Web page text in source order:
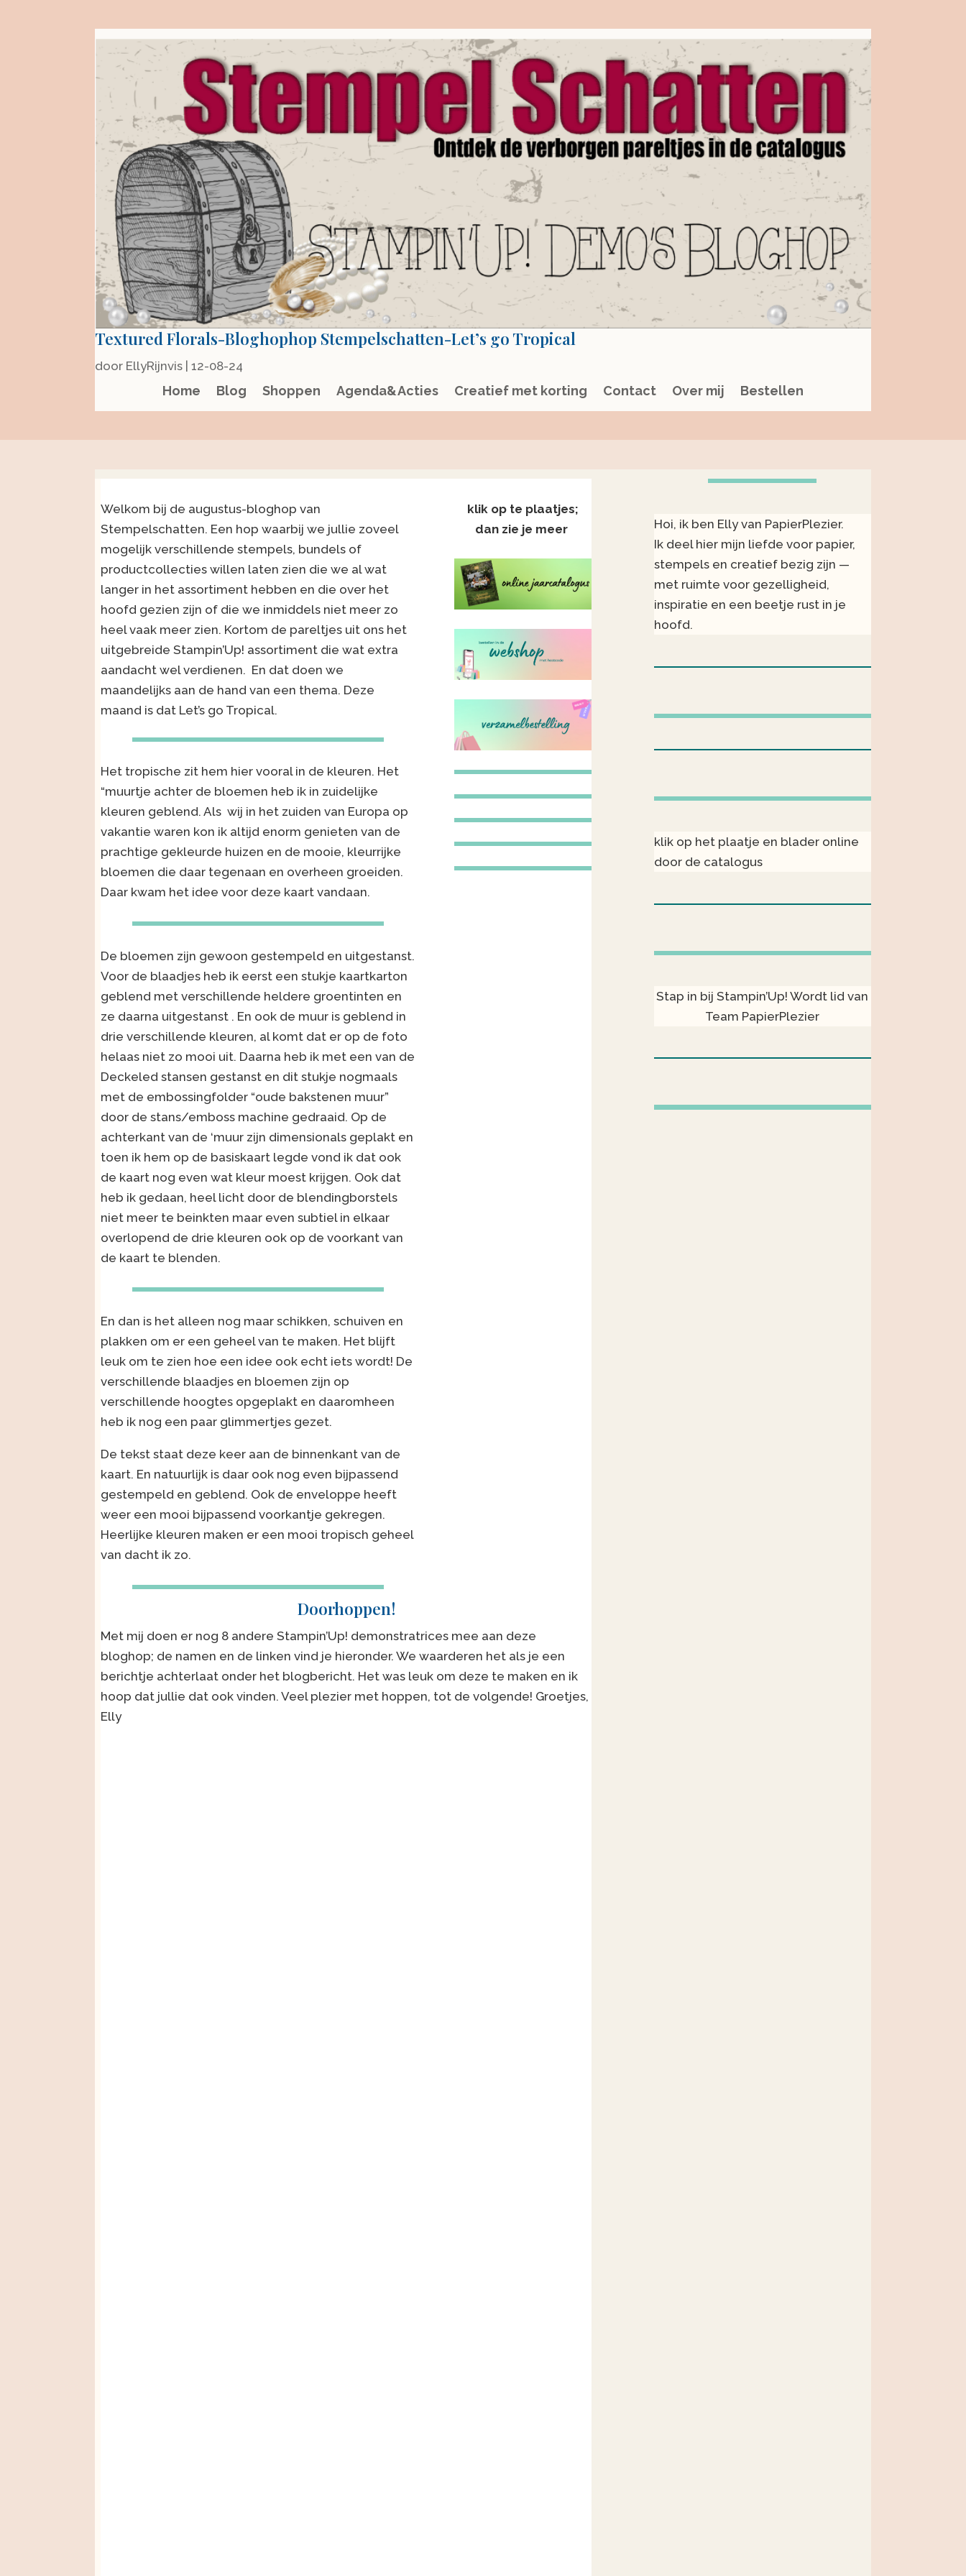
Textured Florals-Bloghophop Stempelschatten-Let’s go Tropical
door EllyRijnvis | 12-08-24
Home Blog Shoppen Agenda&Acties Creatief met korting Contact Over mij Bestellen
Welkom bij de augustus-bloghop van
Stempelschatten. Een hop waarbij we jullie zoveel
mogelijk verschillende stempels, bundels of
productcollecties willen laten zien die we al wat
langer in het assortiment hebben en die over het
hoofd gezien zijn of die we inmiddels niet meer zo
heel vaak meer zien. Kortom de pareltjes uit ons het
uitgebreide Stampin’Up! assortiment die wat extra
aandacht wel verdienen. En dat doen we
maandelijks aan de hand van een thema. Deze
maand is dat Let’s go Tropical.
Het tropische zit hem hier vooral in de kleuren. Het
“muurtje achter de bloemen heb ik in zuidelijke
kleuren geblend. Als wij in het zuiden van Europa op
vakantie waren kon ik altijd enorm genieten van de
prachtige gekleurde huizen en de mooie, kleurrijke
bloemen die daar tegenaan en overheen groeiden.
Daar kwam het idee voor deze kaart vandaan.
De bloemen zijn gewoon gestempeld en uitgestanst.
Voor de blaadjes heb ik eerst een stukje kaartkarton
geblend met verschillende heldere groentinten en
ze daarna uitgestanst . En ook de muur is geblend in
drie verschillende kleuren, al komt dat er op de foto
helaas niet zo mooi uit. Daarna heb ik met een van de
Deckeled stansen gestanst en dit stukje nogmaals
met de embossingfolder “oude bakstenen muur”
door de stans/emboss machine gedraaid. Op de
achterkant van de ‘muur zijn dimensionals geplakt en
toen ik hem op de basiskaart legde vond ik dat ook
de kaart nog even wat kleur moest krijgen. Ook dat
heb ik gedaan, heel licht door de blendingborstels
niet meer te beinkten maar even subtiel in elkaar
overlopend de drie kleuren ook op de voorkant van
de kaart te blenden.
En dan is het alleen nog maar schikken, schuiven en
plakken om er een geheel van te maken. Het blijft
leuk om te zien hoe een idee ook echt iets wordt! De
verschillende blaadjes en bloemen zijn op
verschillende hoogtes opgeplakt en daaromheen
heb ik nog een paar glimmertjes gezet.
De tekst staat deze keer aan de binnenkant van de
kaart. En natuurlijk is daar ook nog even bijpassend
gestempeld en geblend. Ook de enveloppe heeft
weer een mooi bijpassend voorkantje gekregen.
Heerlijke kleuren maken er een mooi tropisch geheel
van dacht ik zo.
klik op te plaatjes;
dan zie je meer
Doorhoppen!
Met mij doen er nog 8 andere Stampin’Up! demonstratrices mee aan deze
bloghop; de namen en de linken vind je hieronder. We waarderen het als je een
berichtje achterlaat onder het blogbericht. Het was leuk om deze te maken en ik
hoop dat jullie dat ook vinden. Veel plezier met hoppen, tot de volgende! Groetjes,
Elly
Hoi, ik ben Elly van PapierPlezier.
Ik deel hier mijn liefde voor papier,
stempels en creatief bezig zijn —
met ruimte voor gezelligheid,
inspiratie en een beetje rust in je
hoofd.
klik op het plaatje en blader online
door de catalogus
Stap in bij Stampin’Up! Wordt lid van
Team PapierPlezier